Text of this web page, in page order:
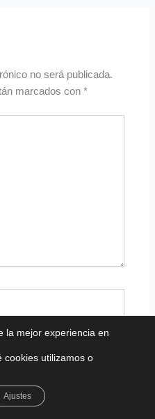
no será publicada.
marcados con*
la mejor experiencia en
cookies utilizamos o
Ajustes